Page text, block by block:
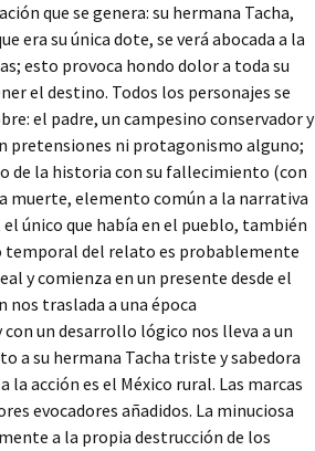
que se genera: su hermana Tacha,
era su única dote, se verá abocada a la
esto provoca hondo dolor a toda su
el destino. Todos los personajes se
el padre, un campesino conservador y
pretensiones ni protagonismo alguno;
de la historia con su fallecimiento (con
muerte, elemento común a la narrativa
único que había en el pueblo, también
temporal del relato es probablemente
y comienza en un presente desde el
nos traslada a una época
un desarrollo lógico nos lleva a un
a su hermana Tacha triste y sabedora
la acción es el México rural. Las marcas
evocadores añadidos. La minuciosa
a la propia destrucción de los